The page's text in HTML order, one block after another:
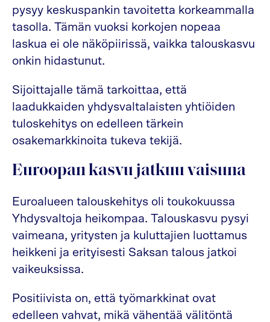
pysyy keskuspankin tavoitetta korkeammalla
tasolla. Tämän vuoksi korkojen nopeaa
laskua ei ole näköpiirissä, vaikka talouskasvu
onkin hidastunut.
Sijoittajalle tämä tarkoittaa, että
laadukkaiden yhdysvaltalaisten yhtiöiden
tuloskehitys on edelleen tärkein
osakemarkkinoita tukeva tekijä.
Euroopan kasvu jatkuu vaisuna
Euroalueen talouskehitys oli toukokuussa
Yhdysvaltoja heikompaa. Talouskasvu pysyi
vaimeana, yritysten ja kuluttajien luottamus
heikkeni ja erityisesti Saksan talous jatkoi
vaikeuksissa.
Positiivista on, että työmarkkinat ovat
edelleen vahvat, mikä vähentää välitöntä